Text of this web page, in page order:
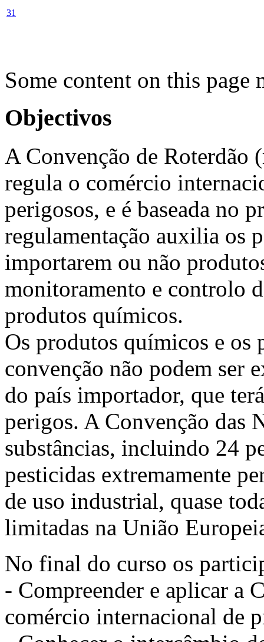
31
Some content on this page
Objectivos
A Convenção de Roterdão
regula o comércio
perigosos, e é baseada no
regulamentação auxilia os
importarem ou não
monitoramento e controlo
produtos químicos.
Os produtos químicos e os
convenção não podem ser
do país importador, que
perigos. A Convenção das
substâncias, incluindo 24
pesticidas extremamente
de uso industrial, quase
limitadas na União
No final do curso os
- Compreender e aplicar a
comércio internacional de